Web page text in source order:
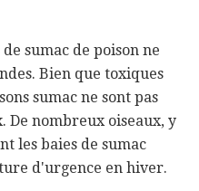
sumac de poison ne
Bien que toxiques
sumac ne sont pas
De nombreux oiseaux, y
les baies de sumac
d'urgence en hiver.